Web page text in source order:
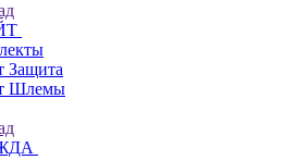
Защита
Шлемы